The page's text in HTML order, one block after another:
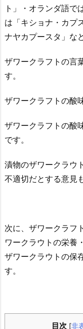
ト」・オランダ語で
は「キショナ・カプ
ナヤカプースタ」な
ザワークラフトの言
す。
ザワークラフトの酸
ザワークラフトの酸
です。
漬物のザワークラウ
不適切だとする意見
次に、ザワークラフ
ワークラウトの栄養
ザワークラウトの保
す。
目次 [非